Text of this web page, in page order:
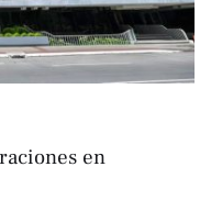
en